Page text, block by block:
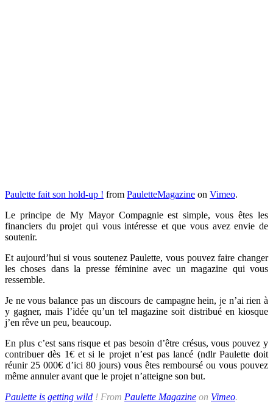
Paulette fait son hold-up ! from PauletteMagazine on Vimeo.
Le principe de My Mayor Compagnie est simple, vous êtes les
financiers du projet qui vous intéresse et que vous avez envie de
soutenir.
Et aujourd’hui si vous soutenez Paulette, vous pouvez faire changer
les choses dans la presse féminine avec un magazine qui vous
ressemble.
Je ne vous balance pas un discours de campagne hein, je n’ai rien à
y gagner, mais l’idée qu’un tel magazine soit distribué en kiosque
j’en rêve un peu, beaucoup.
En plus c’est sans risque et pas besoin d’être crésus, vous pouvez y
contribuer dès 1€ et si le projet n’est pas lancé (ndlr Paulette doit
réunir 25 000€ d’ici 80 jours) vous êtes remboursé ou vous pouvez
même annuler avant que le projet n’atteigne son but.
Paulette is getting wild ! From Paulette Magazine on Vimeo.